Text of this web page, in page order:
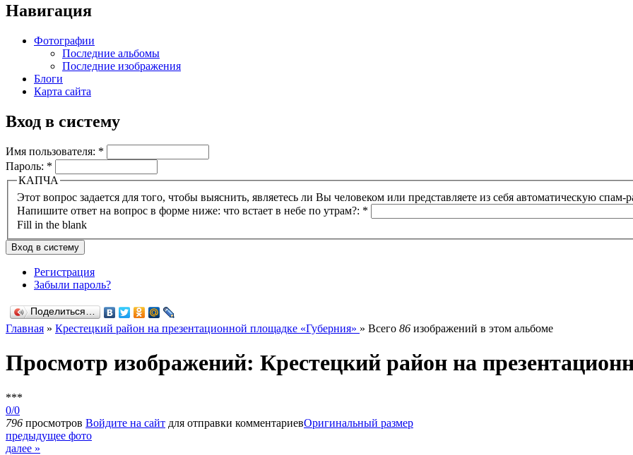
Навигация
Фотографии
Последние альбомы
Последние изображения
Блоги
Карта сайта
Вход в систему
Имя пользователя: *
Пароль: *
КАПЧА
Этот вопрос задается для того, чтобы выяснить, являетесь ли Вы человеком или представляете из себя
Напишите ответ на вопрос в форме ниже: что встает в небе по утрам?: *
Fill in the blank
Регистрация
Забыли пароль?
Поделиться…
Главная » Крестецкий район на презентационной площадке «Губерния» » Всего 86 изображений в этом альбоме
Просмотр изображений: Крестецкий район на
***
0/0
796 просмотров Войдите на сайт для отправки комментариевОригинальный размер
предыдущее фото
далее »